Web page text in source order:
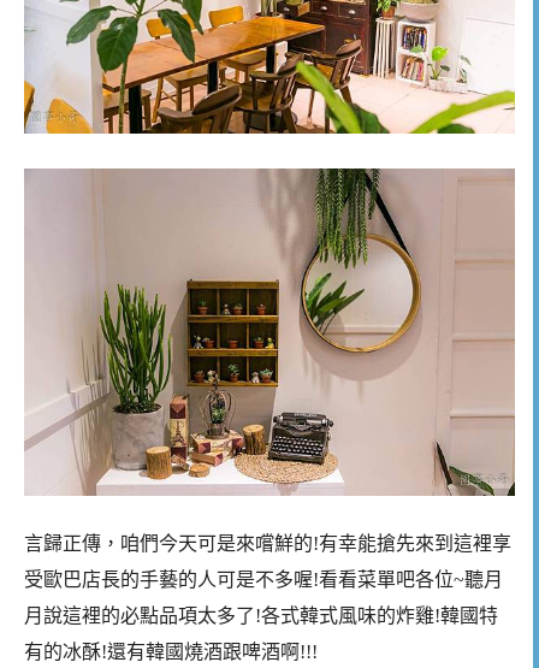
言歸正傳，咱們今天可是來嚐鮮的!有幸能搶先來到這裡享
受歐巴店長的手藝的人可是不多喔!看看菜單吧各位~聽月
月說這裡的必點品項太多了!各式韓式風味的炸雞!韓國特
有的冰酥!還有韓國燒酒跟啤酒啊!!!